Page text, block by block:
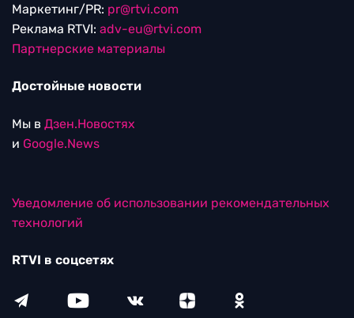
Маркетинг/PR: pr@rtvi.com
Реклама RTVI: adv-eu@rtvi.com
Партнерские материалы
Достойные новости
Мы в Дзен.Новостях
и Google.News
Уведомление об использовании рекомендательных
технологий
RTVI в соцсетях